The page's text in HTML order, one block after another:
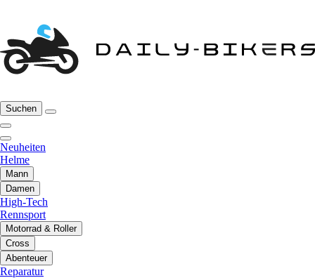
Suchen
Neuheiten
Helme
Mann
Damen
High-Tech
Rennsport
Motorrad & Roller
Cross
Abenteuer
Reparatur